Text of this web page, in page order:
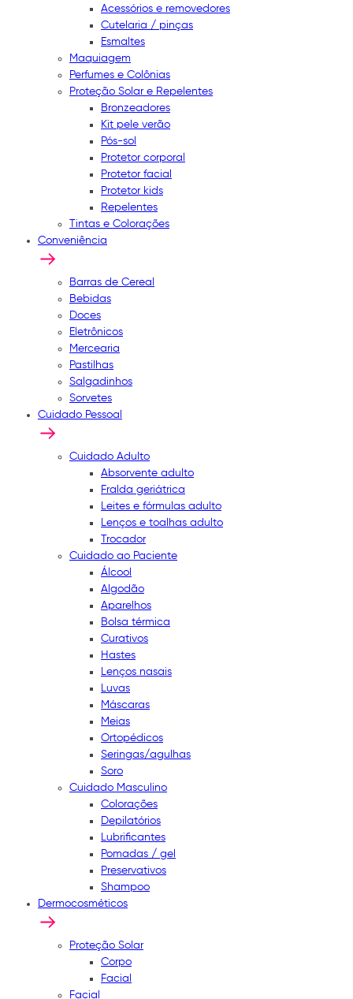
Acessórios e removedores
Cutelaria / pinças
Esmaltes
Maquiagem
Perfumes e Colônias
Proteção Solar e Repelentes
Bronzeadores
Kit pele verão
Pós-sol
Protetor corporal
Protetor facial
Protetor kids
Repelentes
Tintas e Colorações
Conveniência
Barras de Cereal
Bebidas
Doces
Eletrônicos
Mercearia
Pastilhas
Salgadinhos
Sorvetes
Cuidado Pessoal
Cuidado Adulto
Absorvente adulto
Fralda geriátrica
Leites e fórmulas adulto
Lenços e toalhas adulto
Trocador
Cuidado ao Paciente
Álcool
Algodão
Aparelhos
Bolsa térmica
Curativos
Hastes
Lenços nasais
Luvas
Máscaras
Meias
Ortopédicos
Seringas/agulhas
Soro
Cuidado Masculino
Colorações
Depilatórios
Lubrificantes
Pomadas / gel
Preservativos
Shampoo
Dermocosméticos
Proteção Solar
Corpo
Facial
Facial